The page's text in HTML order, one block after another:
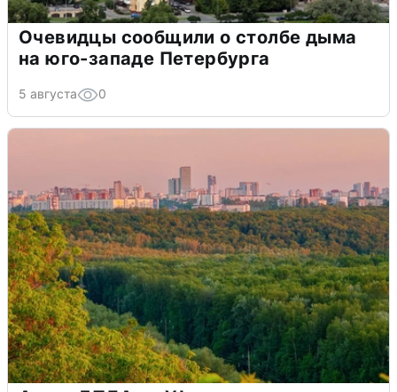
Очевидцы сообщили о столбе дыма
на юго-западе Петербурга
5 августа 0